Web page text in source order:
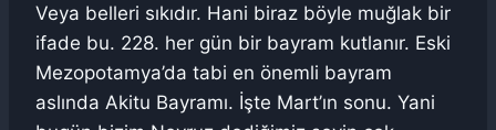
Veya belleri sıkıdır. Hani biraz böyle muğlak bir
ifade bu. 228. her gün bir bayram kutlanır. Eski
Mezopotamya’da tabi en önemli bayram
aslında Akitu Bayramı. İşte Mart’ın sonu. Yani